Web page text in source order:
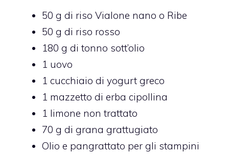
50 g di riso Vialone nano o Ribe
50 g di riso rosso
180 g di tonno sott’olio
1 uovo
1 cucchiaio di yogurt greco
1 mazzetto di erba cipollina
1 limone non trattato
70 g di grana grattugiato
Olio e pangrattato per gli stampini